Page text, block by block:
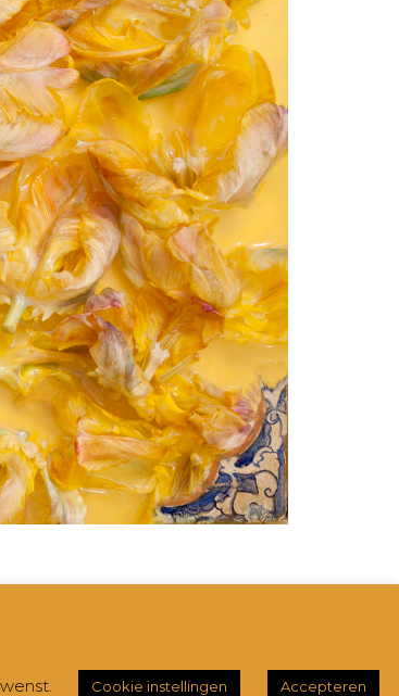
Hestia | Ontwikkeld doorThemeIsle
Cookie instellingen Accepteren